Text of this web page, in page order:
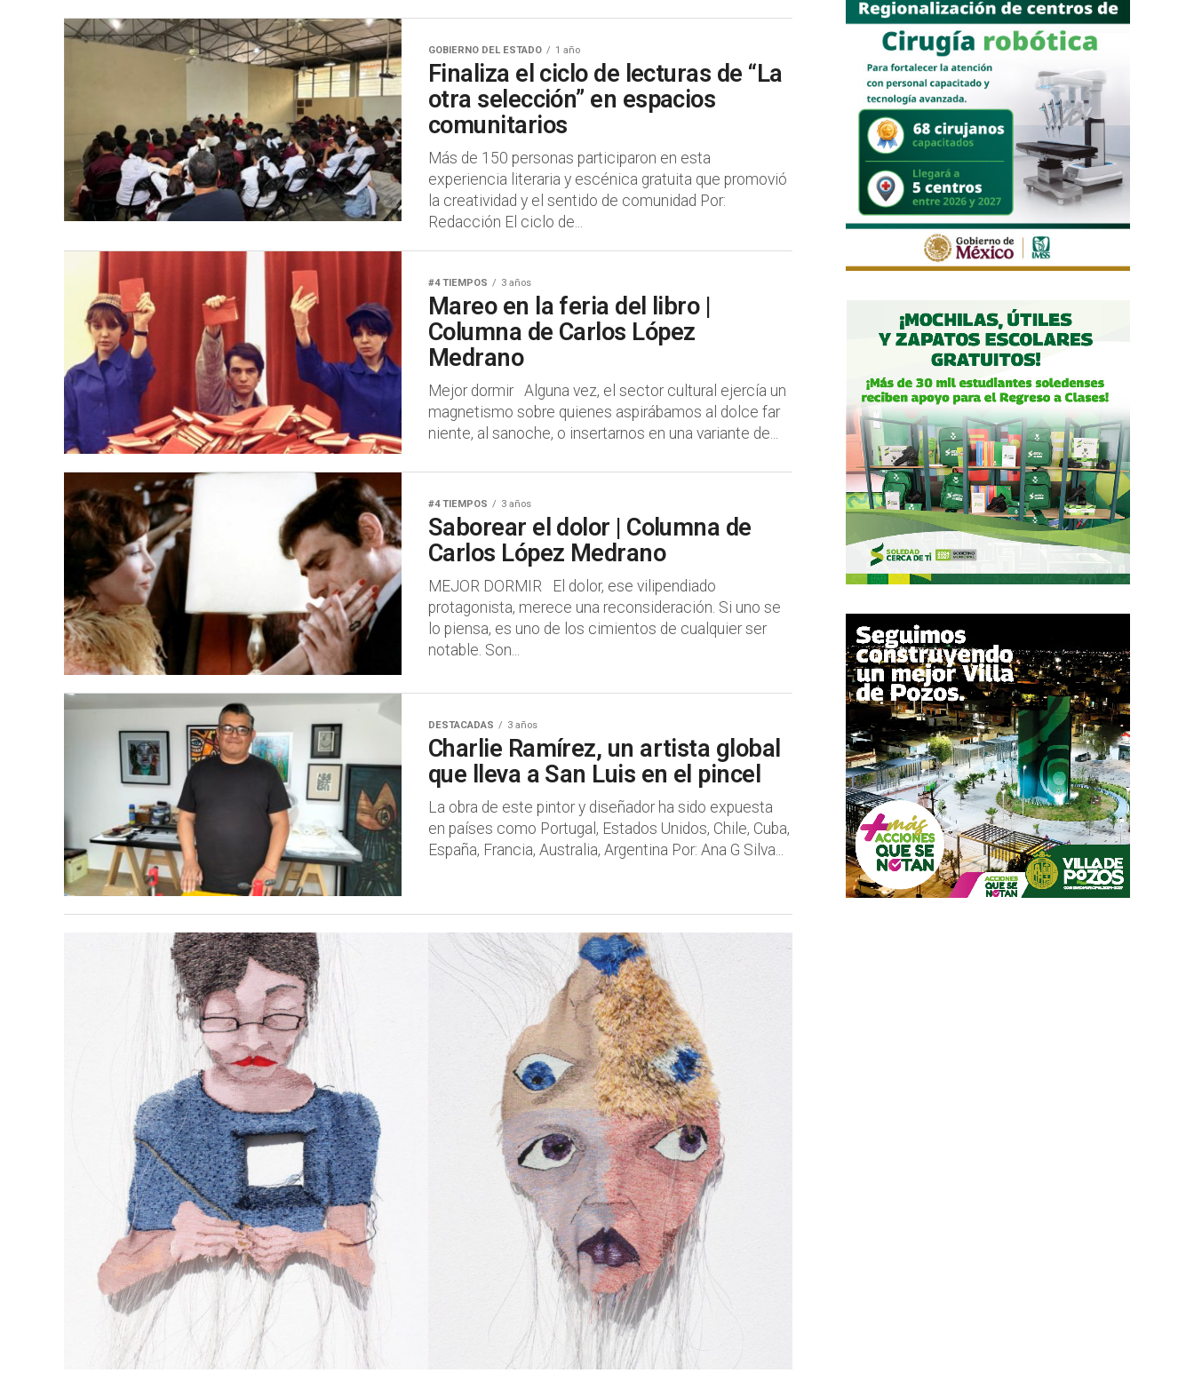
GOBIERNO DEL ESTADO 1 año
Finaliza el ciclo de lecturas de “La
otra selección” en espacios
comunitarios
Más de 150 personas participaron en esta
experiencia literaria y escénica gratuita que promovió
la creatividad y el sentido de comunidad Por:
Redacción El ciclo de...
#4 TIEMPOS 3 años
Mareo en la feria del libro |
Columna de Carlos López
Medrano
Mejor dormir Alguna vez, el sector cultural ejercía un
magnetismo sobre quienes aspirábamos al dolce far
niente, al sanoche, o insertarnos en una variante de...
#4 TIEMPOS 3 años
Saborear el dolor | Columna de
Carlos López Medrano
MEJOR DORMIR El dolor, ese vilipendiado
protagonista, merece una reconsideración. Si uno se
lo piensa, es uno de los cimientos de cualquier ser
notable. Son...
DESTACADAS 3 años
Charlie Ramírez, un artista global
que lleva a San Luis en el pincel
La obra de este pintor y diseñador ha sido expuesta
en países como Portugal, Estados Unidos, Chile, Cuba,
España, Francia, Australia, Argentina Por: Ana G Silva...